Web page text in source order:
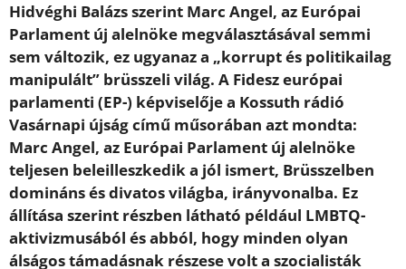
Hidvéghi Balázs szerint Marc Angel, az Európai
Parlament új alelnöke megválasztásával semmi
sem változik, ez ugyanaz a „korrupt és politikailag
manipulált” brüsszeli világ. A Fidesz európai
parlamenti (EP-) képviselője a Kossuth rádió
Vasárnapi újság című műsorában azt mondta:
Marc Angel, az Európai Parlament új alelnöke
teljesen beleilleszkedik a jól ismert, Brüsszelben
domináns és divatos világba, irányvonalba. Ez
állítása szerint részben látható például LMBTQ-
aktivizmusából és abból, hogy minden olyan
álságos támadásnak részese volt a szocialisták